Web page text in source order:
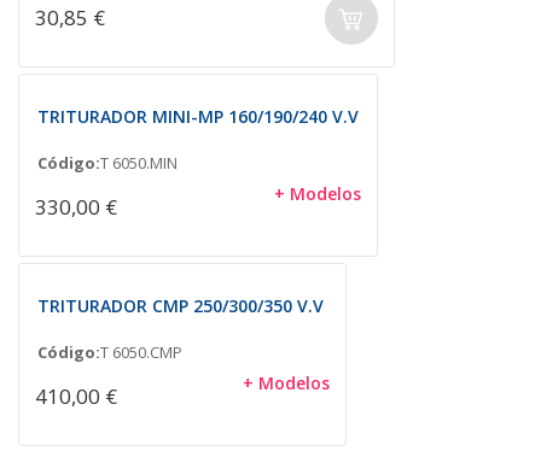
30,85 €
TRITURADOR MINI-MP 160/190/240 V.V
Código:T 6050.MIN
330,00 € + Modelos
TRITURADOR CMP 250/300/350 V.V
Código:T 6050.CMP
410,00 € + Modelos